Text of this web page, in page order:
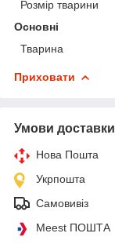
Розмір тварини
Основні
Тварина
Приховати
Умови доставки
Нова Пошта
Укрпошта
Самовивіз
Meest ПОШТА